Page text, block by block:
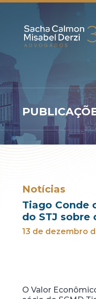
Notícias
Tiago Conde
do STJ sobre
13 de dezembro
O Valor